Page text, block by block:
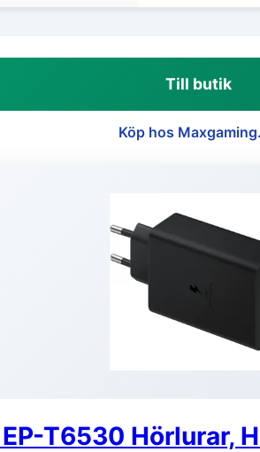
Till butik
Köp hos
T6530 Hörlurar,